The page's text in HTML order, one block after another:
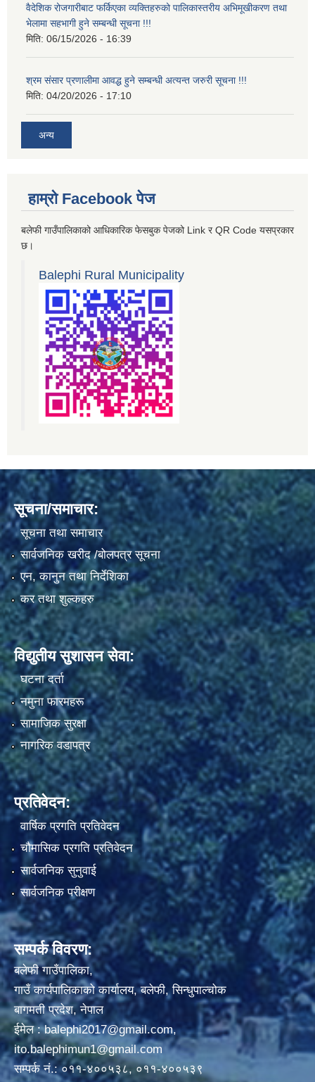
वैदेशिक रोजगारीबाट फर्किएका व्यक्तिहरुको पालिकास्तरीय अभिमूखीकरण तथा
भेलामा सहभागी हुने सम्बन्धी सूचना !!!
मिति: 06/15/2026 - 16:39
श्रम संसार प्रणालीमा आवद्ध हुने सम्बन्धी अत्यन्त जरुरी सूचना !!!
मिति: 04/20/2026 - 17:10
अन्य
हाम्रो Facebook पेज
बलेफी गाउँपालिकाको आधिकारिक फेसबुक पेजको Link र QR Code यसप्रकार
छ।
Balephi Rural Municipality
सूचना/समाचार:
सूचना तथा समाचार
सार्वजनिक खरीद /बोलपत्र सूचना
एन, कानुन तथा निर्देशिका
कर तथा शुल्कहरु
विद्युतीय सुशासन सेवा:
घटना दर्ता
नमुना फारमहरू
सामाजिक सुरक्षा
नागरिक वडापत्र
प्रतिवेदन:
वार्षिक प्रगति प्रतिवेदन
चौमासिक प्रगति प्रतिवेदन
सार्वजनिक सुनुवाई
सार्वजनिक परीक्षण
सम्पर्क विवरण:
बलेफी गाउँपालिका,
गाउँ कार्यपालिकाको कार्यालय, बलेफी, सिन्धुपाल्चोक
बागमती प्रदेश, नेपाल
ईमेल :balephi2017@gmail.com,
ito.balephimun1@gmail.com
सम्पर्क नं.: ०११-४००५३८, ०११-४००५३९